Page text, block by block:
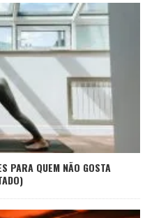
PARA QUEM NÃO GOSTA